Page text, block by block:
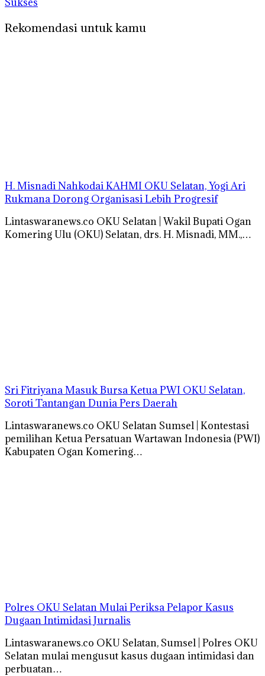
Sukses
Rekomendasi untuk kamu
H. Misnadi Nahkodai KAHMI OKU Selatan, Yogi Ari
Rukmana Dorong Organisasi Lebih Progresif
Lintaswaranews.co OKU Selatan | Wakil Bupati Ogan
Komering Ulu (OKU) Selatan, drs. H. Misnadi, MM.,…
Sri Fitriyana Masuk Bursa Ketua PWI OKU Selatan,
Soroti Tantangan Dunia Pers Daerah
Lintaswaranews.co OKU Selatan Sumsel | Kontestasi
pemilihan Ketua Persatuan Wartawan Indonesia (PWI)
Kabupaten Ogan Komering…
Polres OKU Selatan Mulai Periksa Pelapor Kasus
Dugaan Intimidasi Jurnalis
Lintaswaranews.co OKU Selatan, Sumsel | Polres OKU
Selatan mulai mengusut kasus dugaan intimidasi dan
perbuatan…